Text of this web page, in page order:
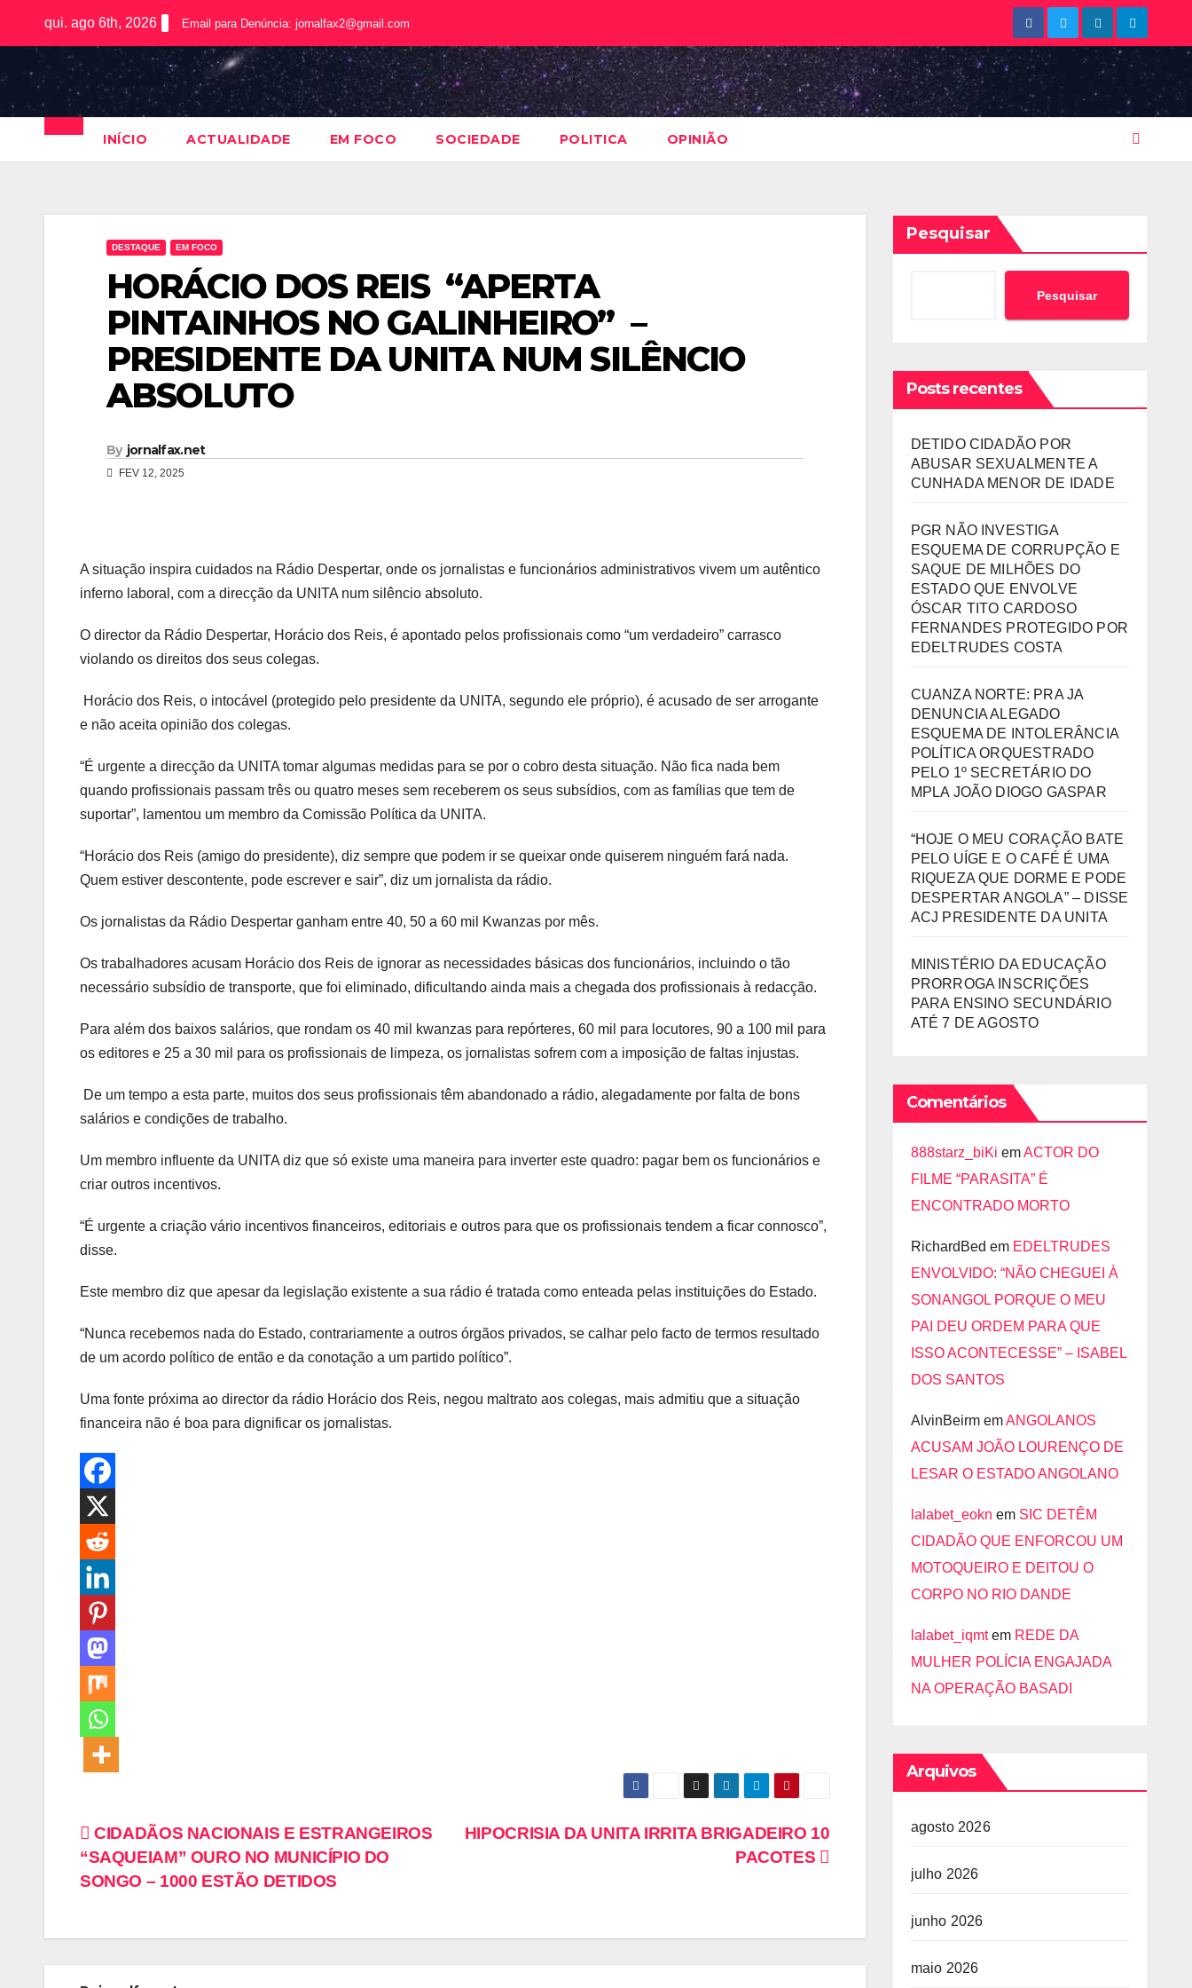
qui. ago 6th, 2026 Email para Denúncia: jornalfax2@gmail.com
INÍCIO ACTUALIDADE EM FOCO SOCIEDADE POLITICA OPINIÃO
DESTAQUE EM FOCO
HORÁCIO DOS REIS “APERTA
PINTAINHOS NO GALINHEIRO” –
PRESIDENTE DA UNITA NUM SILÊNCIO
ABSOLUTO
By jornalfax.net
FEV 12, 2025
A situação inspira cuidados na Rádio Despertar, onde os jornalistas e funcionários administrativos vivem um autêntico
inferno laboral, com a direcção da UNITA num silêncio absoluto.
O director da Rádio Despertar, Horácio dos Reis, é apontado pelos profissionais como “um verdadeiro” carrasco
violando os direitos dos seus colegas.
Horácio dos Reis, o intocável (protegido pelo presidente da UNITA, segundo ele próprio), é acusado de ser arrogante
e não aceita opinião dos colegas.
“É urgente a direcção da UNITA tomar algumas medidas para se por o cobro desta situação. Não fica nada bem
quando profissionais passam três ou quatro meses sem receberem os seus subsídios, com as famílias que tem de
suportar”, lamentou um membro da Comissão Política da UNITA.
“Horácio dos Reis (amigo do presidente), diz sempre que podem ir se queixar onde quiserem ninguém fará nada.
Quem estiver descontente, pode escrever e sair”, diz um jornalista da rádio.
Os jornalistas da Rádio Despertar ganham entre 40, 50 a 60 mil Kwanzas por mês.
Os trabalhadores acusam Horácio dos Reis de ignorar as necessidades básicas dos funcionários, incluindo o tão
necessário subsídio de transporte, que foi eliminado, dificultando ainda mais a chegada dos profissionais à redacção.
Para além dos baixos salários, que rondam os 40 mil kwanzas para repórteres, 60 mil para locutores, 90 a 100 mil para
os editores e 25 a 30 mil para os profissionais de limpeza, os jornalistas sofrem com a imposição de faltas injustas.
De um tempo a esta parte, muitos dos seus profissionais têm abandonado a rádio, alegadamente por falta de bons
salários e condições de trabalho.
Um membro influente da UNITA diz que só existe uma maneira para inverter este quadro: pagar bem os funcionários e
criar outros incentivos.
“É urgente a criação vário incentivos financeiros, editoriais e outros para que os profissionais tendem a ficar connosco”,
disse.
Este membro diz que apesar da legislação existente a sua rádio é tratada como enteada pelas instituições do Estado.
“Nunca recebemos nada do Estado, contrariamente a outros órgãos privados, se calhar pelo facto de termos resultado
de um acordo político de então e da conotação a um partido político”.
Uma fonte próxima ao director da rádio Horácio dos Reis, negou maltrato aos colegas, mais admitiu que a situação
financeira não é boa para dignificar os jornalistas.
HIPOCRISIA DA UNITA IRRITA BRIGADEIRO 10
PACOTES
CIDADÃOS NACIONAIS E ESTRANGEIROS
“SAQUEIAM” OURO NO MUNICÍPIO DO
SONGO – 1000 ESTÃO DETIDOS
Pesquisar
Pesquisar
Posts recentes
DETIDO CIDADÃO POR
ABUSAR SEXUALMENTE A
CUNHADA MENOR DE IDADE
PGR NÃO INVESTIGA
ESQUEMA DE CORRUPÇÃO E
SAQUE DE MILHÕES DO
ESTADO QUE ENVOLVE
ÓSCAR TITO CARDOSO
FERNANDES PROTEGIDO POR
EDELTRUDES COSTA
CUANZA NORTE: PRA JA
DENUNCIA ALEGADO
ESQUEMA DE INTOLERÂNCIA
POLÍTICA ORQUESTRADO
PELO 1º SECRETÁRIO DO
MPLA JOÃO DIOGO GASPAR
“HOJE O MEU CORAÇÃO BATE
PELO UÍGE E O CAFÉ É UMA
RIQUEZA QUE DORME E PODE
DESPERTAR ANGOLA” – DISSE
ACJ PRESIDENTE DA UNITA
MINISTÉRIO DA EDUCAÇÃO
PRORROGA INSCRIÇÕES
PARA ENSINO SECUNDÁRIO
ATÉ 7 DE AGOSTO
Comentários
888starz_biKi emACTOR DO
FILME “PARASITA” É
ENCONTRADO MORTO
RichardBed em EDELTRUDES
ENVOLVIDO: “NÃO CHEGUEI À
SONANGOL PORQUE O MEU
PAI DEU ORDEM PARA QUE
ISSO ACONTECESSE” – ISABEL
DOS SANTOS
AlvinBeirmemANGOLANOS
ACUSAM JOÃO LOURENÇO DE
LESAR O ESTADO ANGOLANO
lalabet_eokn em SIC DETÊM
CIDADÃO QUE ENFORCOU UM
MOTOQUEIRO E DEITOU O
CORPO NO RIO DANDE
lalabet_iqmtem REDE DA
MULHER POLÍCIA ENGAJADA
NA OPERAÇÃO BASADI
Arquivos
agosto 2026
julho 2026
junho 2026
maio 2026